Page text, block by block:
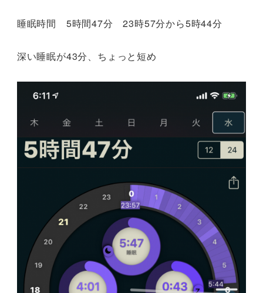
睡眠時間 5時間47分 23時57分から5時44分
深い睡眠が43分、ちょっと短め